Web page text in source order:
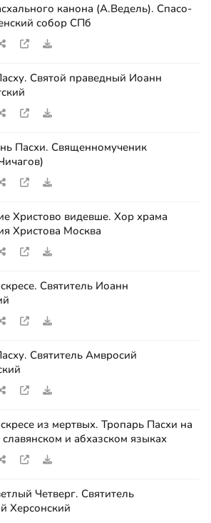
канона (А.Ведель). Спасо-
собор СПб
Святой праведный Иоанн
Пасхи. Священномученик
Христово видевше. Хор храма
Христова Москва
Святитель Иоанн
Святитель Амвросий
из мертвых. Тропарь Пасхи на
славянском и абхазском языках
Четверг. Святитель
Херсонский